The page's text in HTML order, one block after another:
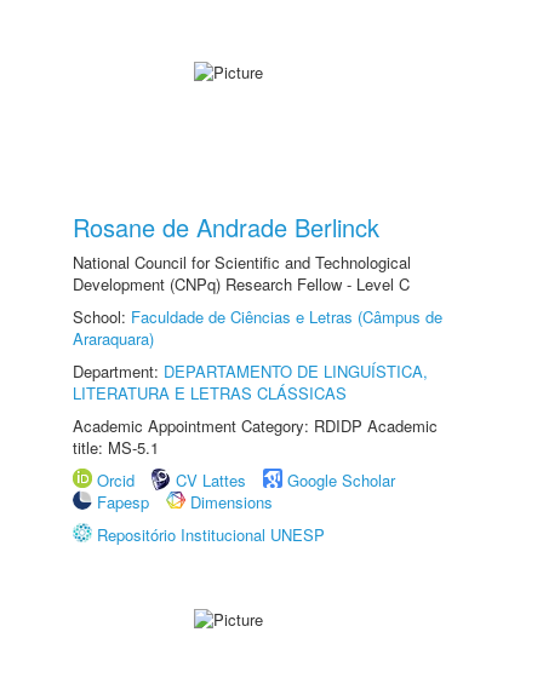
Rosane de Andrade Berlinck
National Council for Scientific and Technological
Development (CNPq) Research Fellow - Level C
School: Faculdade de Ciências e Letras (Câmpus de
Araraquara)
Department: DEPARTAMENTO DE LINGUÍSTICA,
LITERATURA E LETRAS CLÁSSICAS
Academic Appointment Category: RDIDP Academic
title: MS-5.1
Orcid
CV Lattes
Google Scholar
Fapesp
Dimensions
Repositório Institucional UNESP